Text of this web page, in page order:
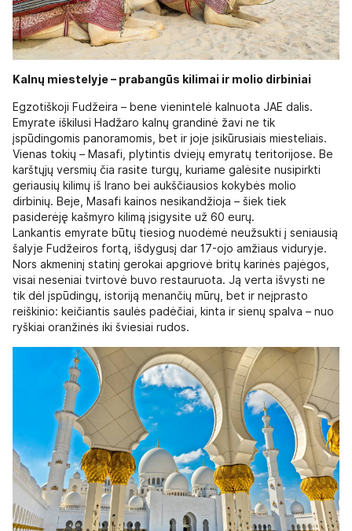
Kalnų miestelyje – prabangūs kilimai ir molio dirbiniai
Egzotiškoji Fudžeira – bene vienintelė kalnuota JAE dalis.
Emyrate iškilusi Hadžaro kalnų grandinė žavi ne tik
įspūdingomis panoramomis, bet ir joje įsikūrusiais miesteliais.
Vienas tokių – Masafi, plytintis dviejų emyratų teritorijose. Be
karštųjų versmių čia rasite turgų, kuriame galėsite nusipirkti
geriausių kilimų iš Irano bei aukščiausios kokybės molio
dirbinių. Beje, Masafi kainos nesikandžioja – šiek tiek
pasiderėję kašmyro kilimą įsigysite už 60 eurų.
Lankantis emyrate būtų tiesiog nuodėmė neužsukti į seniausią
šalyje Fudžeiros fortą, išdygusį dar 17-ojo amžiaus viduryje.
Nors akmeninį statinį gerokai apgriovė britų karinės pajėgos,
visai neseniai tvirtovė buvo restauruota. Ją verta išvysti ne
tik dėl įspūdingų, istoriją menančių mūrų, bet ir neįprasto
reiškinio: keičiantis saulės padėčiai, kinta ir sienų spalva – nuo
ryškiai oranžinės iki šviesiai rudos.